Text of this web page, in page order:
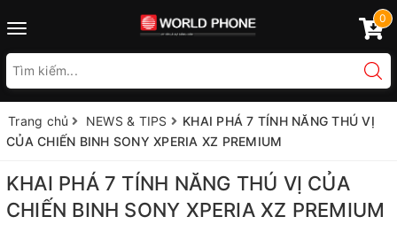
Toggle
0
Trang chủ NEWS & TIPS
KHAI PHÁ 7 TÍNH NĂNG THÚ VỊ
CỦA CHIẾN BINH SONY XPERIA XZ PREMIUM
KHAI PHÁ 7 TÍNH NĂNG THÚ VỊ CỦA
CHIẾN BINH SONY XPERIA XZ PREMIUM